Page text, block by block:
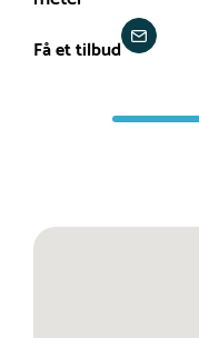
Få et tilbud